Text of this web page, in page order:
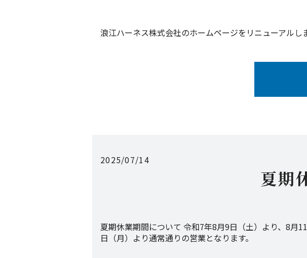
浪江ハーネス株式会社のホームページをリニューアルし
2025/07/14
夏期
夏期休業期間について 令和7年8月9日（土）より、8月
日（月）より通常通りの営業となります。